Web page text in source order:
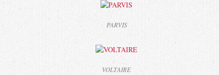
PARVIS
VOLTAIRE